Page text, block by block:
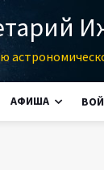
АФИША